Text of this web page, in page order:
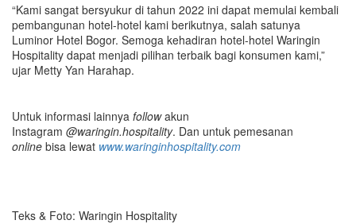
“Kami sangat bersyukur di tahun 2022 ini dapat memulai kembali
pembangunan hotel-hotel kami berikutnya, salah satunya
Luminor Hotel Bogor. Semoga kehadiran hotel-hotel Waringin
Hospitality dapat menjadi pilihan terbaik bagi konsumen kami,”
ujar Metty Yan Harahap.
Untuk informasi lainnya followakun
Instagram @waringin.hospitality. Dan untuk pemesanan
online bisa lewat www.waringinhospitality.com
Teks & Foto: Waringin Hospitality